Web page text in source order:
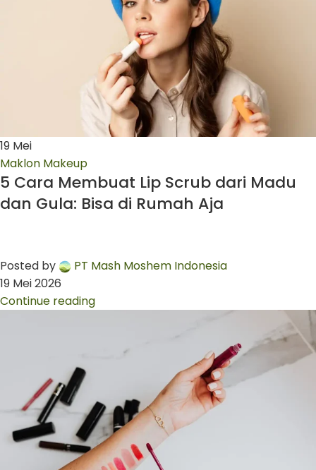
19 Mei
Maklon Makeup
5 Cara Membuat Lip Scrub dari Madu
dan Gula: Bisa di Rumah Aja
Posted by
PT Mash Moshem Indonesia
19 Mei 2026
Continue reading